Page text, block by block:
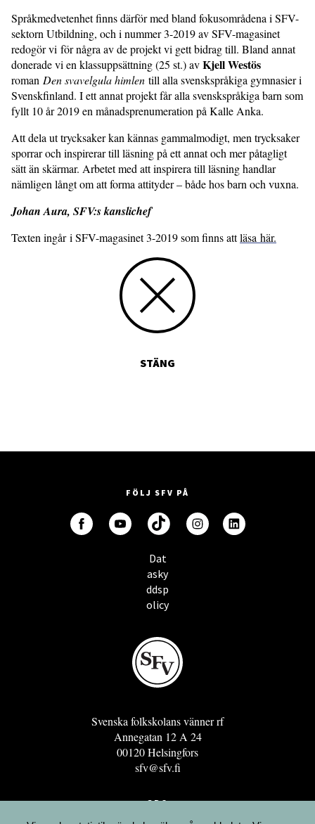
Språkmedvetenhet finns därför med bland fokusområdena i SFV-
sektorn Utbildning, och i nummer 3-2019 av SFV-magasinet
redogör vi för några av de projekt vi gett bidrag till. Bland annat
donerade vi en klassuppsättning (25 st.) avKjell Westös
roman Den svavelgula himlen till alla svenskspråkiga gymnasier i
Svenskfinland. I ett annat projekt får alla svenskspråkiga barn som
fyllt 10 år 2019 en månadsprenumeration på Kalle Anka.
Att dela ut trycksaker kan kännas gammalmodigt, men trycksaker
sporrar och inspirerar till läsning på ett annat och mer påtagligt
sätt än skärmar. Arbetet med att inspirera till läsning handlar
nämligen långt om att forma attityder – både hos barn och vuxna.
Johan Aura, SFV:s kanslichef
Texten ingår i SFV-magasinet 3-2019 som finns attläsa här.
STÄNG
FÖLJ SFV PÅ
Dat
asky
ddsp
olicy
Svenska folkskolans vänner rf
Annegatan 12 A 24
00120 Helsingfors
sfv@sfv.fi
GRO